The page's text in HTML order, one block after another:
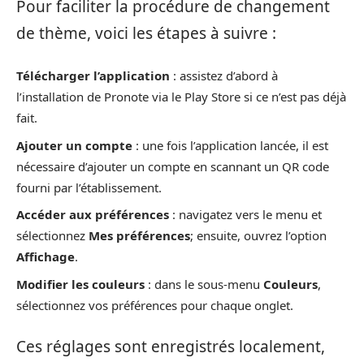
Pour faciliter la procédure de changement
de thème, voici les étapes à suivre :
Télécharger l’application : assistez d’abord à
l’installation de Pronote via le Play Store si ce n’est pas déjà
fait.
Ajouter un compte : une fois l’application lancée, il est
nécessaire d’ajouter un compte en scannant un QR code
fourni par l’établissement.
Accéder aux préférences : navigatez vers le menu et
sélectionnez Mes préférences; ensuite, ouvrez l’option
Affichage.
Modifier les couleurs : dans le sous-menu Couleurs,
sélectionnez vos préférences pour chaque onglet.
Ces réglages sont enregistrés localement,